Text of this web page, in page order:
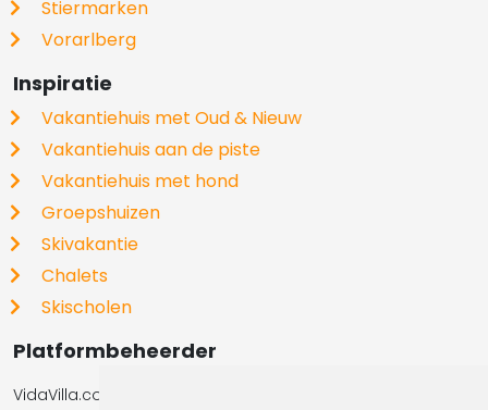
Stiermarken
Vorarlberg
Inspiratie
Vakantiehuis met Oud & Nieuw
Vakantiehuis aan de piste
Vakantiehuis met hond
Groepshuizen
Skivakantie
Chalets
Skischolen
Platformbeheerder
VidaVilla.com BV